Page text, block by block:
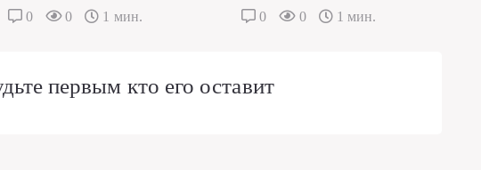
0 0 1 мин. 0 0 1 мин.
первым кто его оставит